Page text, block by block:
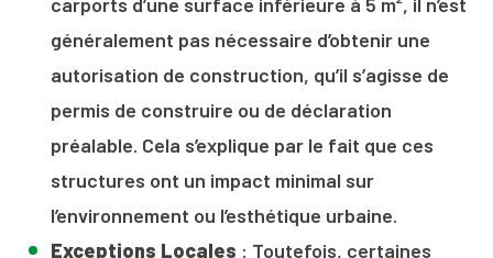
généralement pas nécessaire d’obtenir une
autorisation de construction, qu’il s’agisse de
permis de construire ou de déclaration
préalable. Cela s’explique par le fait que ces
structures ont un impact minimal sur
l’environnement ou l’esthétique urbaine.
Exceptions Locales : Toutefois, certaines